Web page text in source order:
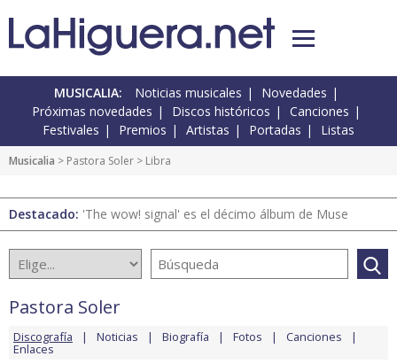
MUSICALIA: Noticias musicales
Novedades
Próximas novedades
Discos históricos
Canciones
Festivales
Premios Artistas Portadas Listas
Musicalia > Pastora Soler > Libra
Destacado: 'The wow! signal' es el décimo álbum de Muse
Pastora Soler
Discografía Noticias Biografía Fotos Canciones
Enlaces